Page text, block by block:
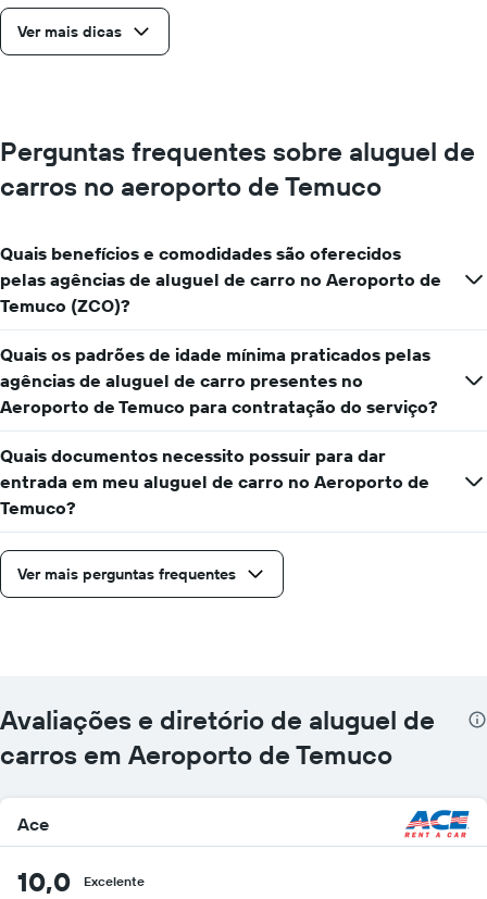
Ver mais dicas
Perguntas frequentes sobre aluguel de
carros no aeroporto de Temuco
Quais benefícios e comodidades são oferecidos
pelas agências de aluguel de carro no Aeroporto de
Temuco (ZCO)?
Quais os padrões de idade mínima praticados pelas
agências de aluguel de carro presentes no
Aeroporto de Temuco para contratação do serviço?
Quais documentos necessito possuir para dar
entrada em meu aluguel de carro no Aeroporto de
Temuco?
Ver mais perguntas frequentes
Avaliações e diretório de aluguel de
carros em Aeroporto de Temuco
Ace
10,0 Excelente